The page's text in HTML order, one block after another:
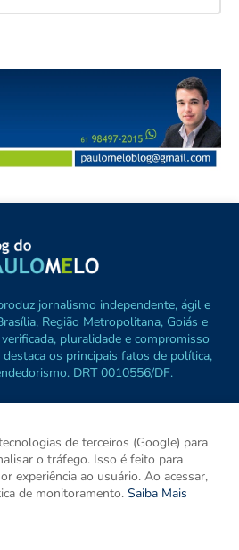
jornalismo independente, ágil e
Região Metropolitana, Goiás e
pluralidade e compromisso
os principais fatos de política,
DRT 0010556/DF.
de terceiros (Google) para
o tráfego. Isso é feito para
experiência ao usuário. Ao acessar,
de monitoramento. Saiba Mais